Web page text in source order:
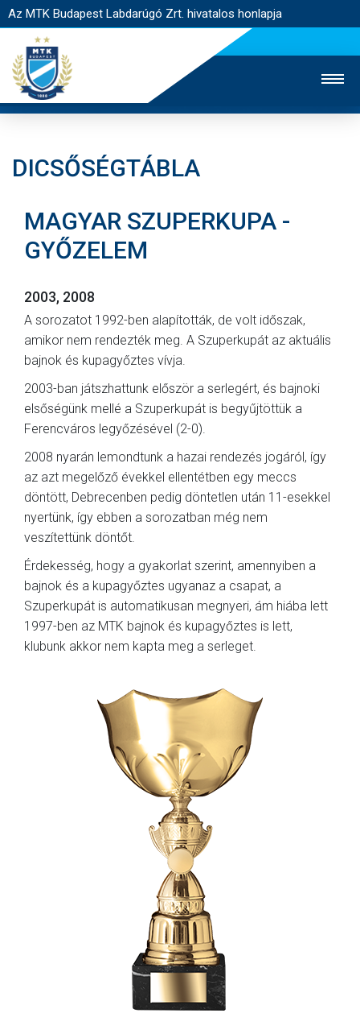
Az MTK Budapest Labdarúgó Zrt. hivatalos honlapja
JEGYÉRTÉKESÍTÉS
WEBSHOP
STADION
EGYESÜLET
HÍREK
CSAPATOK
MÉRKŐZÉSEK
KLUB
GALÉRIA
SZURKOLÓI ÉLMÉNYEK
AKKREDITÁCIÓ
DICSŐSÉGTÁBLA
MAGYAR SZUPERKUPA -
GYŐZELEM
2003, 2008
A sorozatot 1992-ben alapították, de volt időszak,
amikor nem rendezték meg. A Szuperkupát az aktuális
bajnok és kupagyőztes vívja.
2003-ban játszhattunk először a serlegért, és bajnoki
elsőségünk mellé a Szuperkupát is begyűjtöttük a
Ferencváros legyőzésével (2-0).
2008 nyarán lemondtunk a hazai rendezés jogáról, így
az azt megelőző évekkel ellentétben egy meccs
döntött, Debrecenben pedig döntetlen után 11-esekkel
nyertünk, így ebben a sorozatban még nem
veszítettünk döntőt.
Érdekesség, hogy a gyakorlat szerint, amennyiben a
bajnok és a kupagyőztes ugyanaz a csapat, a
Szuperkupát is automatikusan megnyeri, ám hiába lett
1997-ben az MTK bajnok és kupagyőztes is lett,
klubunk akkor nem kapta meg a serleget.